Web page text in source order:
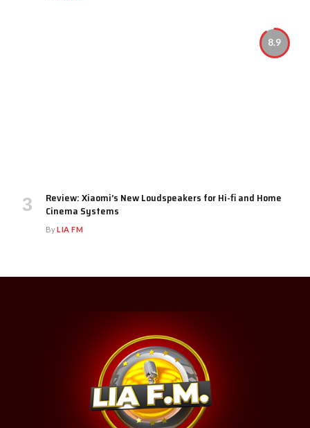
8.9
Review: Xiaomi’s New Loudspeakers for Hi-fi and Home
Cinema Systems
ByLIA FM